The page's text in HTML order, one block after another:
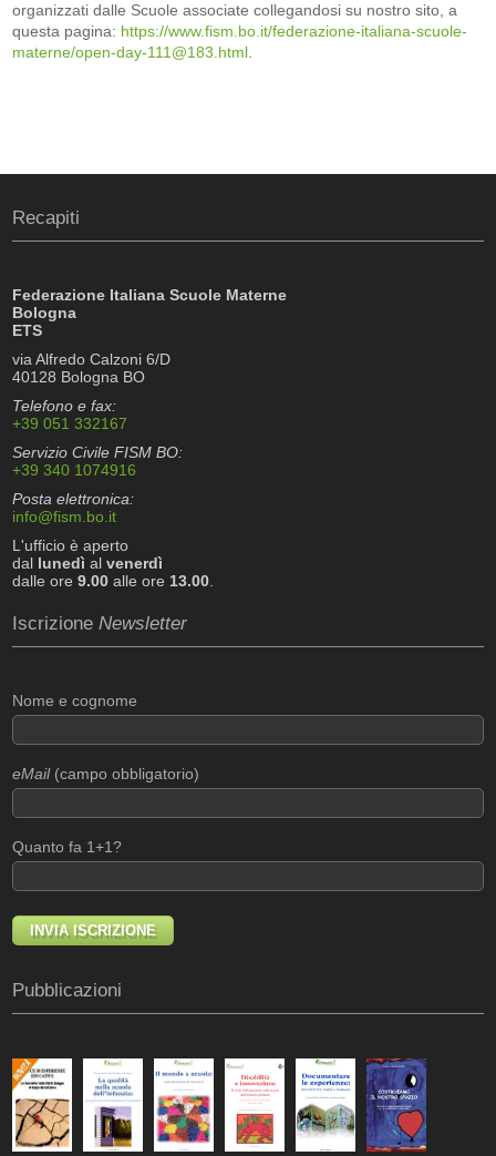
organizzati dalle Scuole associate collegandosi su nostro sito, a
questa pagina: https://www.fism.bo.it/federazione-italiana-scuole-
materne/open-day-111@183.html
Recapiti
Federazione Italiana Scuole Materne
Bologna
ETS
via Alfredo Calzoni 6/D
40128 Bologna BO
Telefono e fax:
+39 051 332167
Servizio Civile FISM BO:
+39 340 1074916
Posta elettronica:
info@fism.bo.it
L'ufficio è aperto
dal lunedì alvenerdì
dalle ore9.00 alle ore 13.00
IscrizioneNewsletter
Nome e cognome
eMail(campo obbligatorio)
Quanto fa 1+1?
Pubblicazioni